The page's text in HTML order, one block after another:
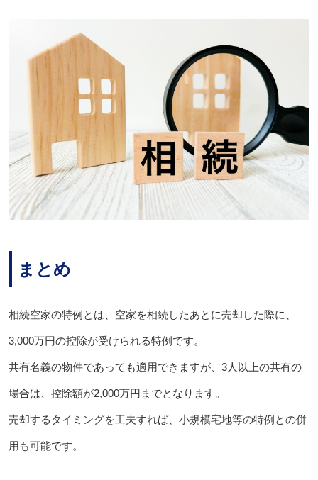
まとめ
相続空家の特例とは、空家を相続したあとに売却した際に、
3,000万円の控除が受けられる特例です。
共有名義の物件であっても適用できますが、3人以上の共有の
場合は、控除額が2,000万円までとなります。
売却するタイミングを工夫すれば、小規模宅地等の特例との併
用も可能です。